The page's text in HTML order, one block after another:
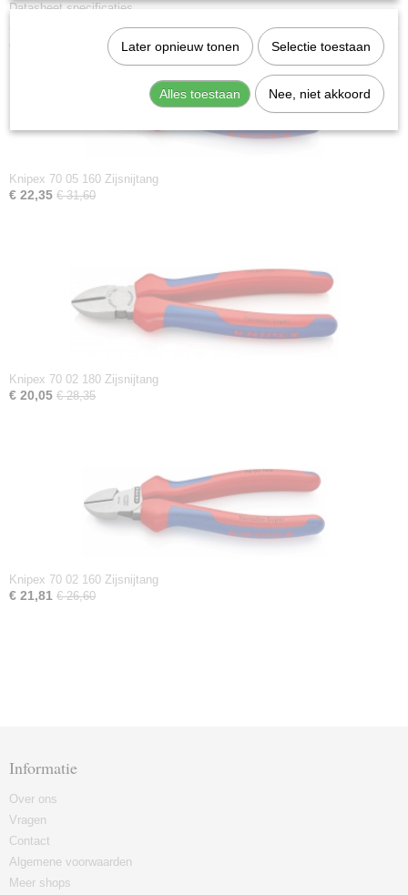
Datasheet specificaties
Ook interessant
Knipex 70 05 160 Zijsnijtang
€ 22,35 € 31,60
Knipex 70 02 180 Zijsnijtang
€ 20,05 € 28,35
Knipex 70 02 160 Zijsnijtang
€ 21,81 € 26,60
Informatie
Over ons
Vragen
Contact
Algemene voorwaarden
Meer shops
Later opnieuw tonen Selectie toestaan
Alles toestaan Nee, niet akkoord